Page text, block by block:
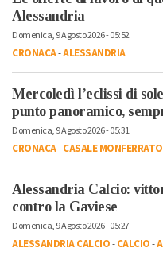
Alessandria
Domenica, 9 Agosto 2026 - 05:52
CRONACA-ALESSANDRIA
Mercoledì l’eclissi di
punto panoramico,
Domenica, 9 Agosto 2026 - 05:31
CRONACA-CASALE MONFERRATO
Alessandria Calcio:
contro la Gaviese
Domenica, 9 Agosto 2026 - 05:27
ALESSANDRIA CALCIO-CALCIO-